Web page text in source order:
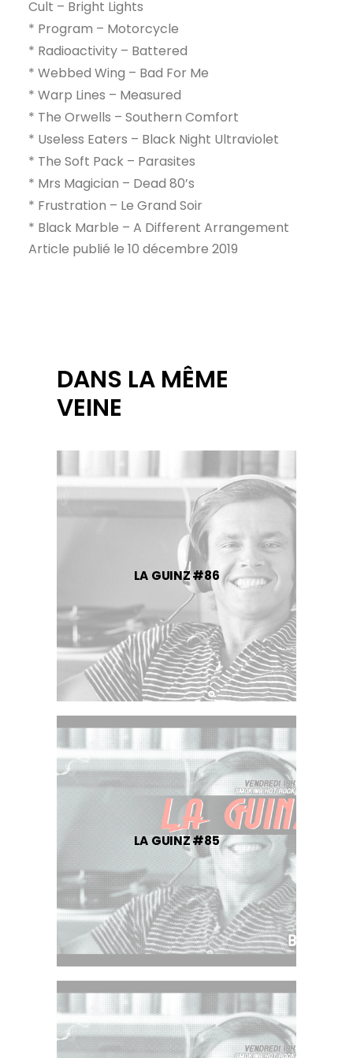
Cult – Bright Lights
* Program – Motorcycle
* Radioactivity – Battered
* Webbed Wing – Bad For Me
* Warp Lines – Measured
* The Orwells – Southern Comfort
* Useless Eaters – Black Night Ultraviolet
* The Soft Pack – Parasites
* Mrs Magician – Dead 80’s
* Frustration – Le Grand Soir
* Black Marble – A Different Arrangement
Article publié le 10 décembre 2019
DANS LA MÊME
VEINE
LA GUINZ #86
LA GUINZ #85